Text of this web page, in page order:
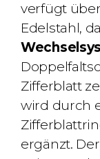
verfügt
Edelstahl,
Zifferblatt
wird durch
ergänzt.